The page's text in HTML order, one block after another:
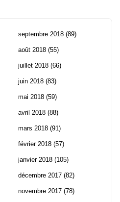
septembre 2018 (89)
août 2018 (55)
juillet 2018 (66)
juin 2018 (83)
mai 2018 (59)
avril 2018 (88)
mars 2018 (91)
février 2018 (57)
janvier 2018 (105)
décembre 2017 (82)
novembre 2017 (78)